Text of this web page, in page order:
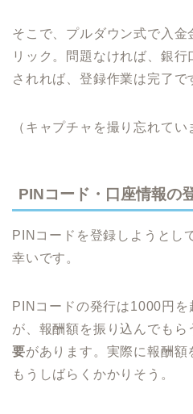
そこで、プルダウン式で入金
リック。問題なければ、銀
されれば、登録作業は完了で
（キャプチャを撮り忘れてい
PINコード・口座情報の
PINコードを登録しようとし
幸いです。
PINコードの発行は1000円を
が、報酬額を振り込んでもら
要があります。実際に報酬額
もうしばらくかかりそう。